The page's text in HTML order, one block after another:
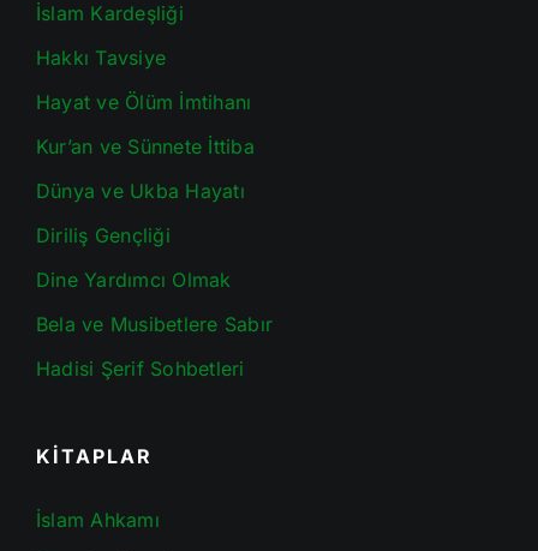
İslam Kardeşliği
Hakkı Tavsiye
Hayat ve Ölüm İmtihanı
Kur’an ve Sünnete İttiba
Dünya ve Ukba Hayatı
Diriliş Gençliği
Dine Yardımcı Olmak
Bela ve Musibetlere Sabır
Hadisi Şerif Sohbetleri
KİTAPLAR
İslam Ahkamı